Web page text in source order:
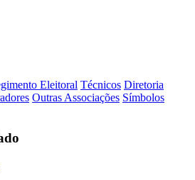
Eleitoral Técnicos Diretoria
Outras Associações Símbolos